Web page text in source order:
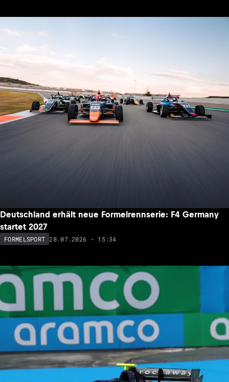
Deutschland erhält neue Formelrennserie: F4 Germany
startet 2027
FORMELSPORT 28.07.2026 - 15:34